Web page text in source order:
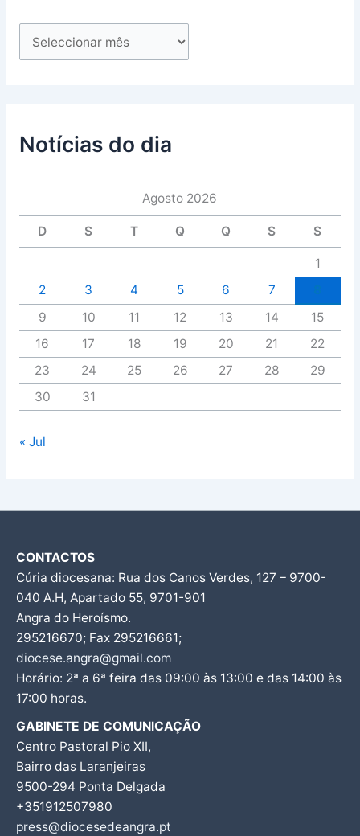
Notícias do dia
Agosto 2026
D S T Q Q S S
1
2
3 4 5 6 7
9
10 11 12 13 14
15
16
17 18 19 20 21
22
23
24 25 26 27 28
29
30
31
« Jul
CONTACTOS
Cúria diocesana: Rua dos Canos Verdes, 127 – 9700-
040 A.H, Apartado 55, 9701-901
Angra do Heroísmo.
295216670; Fax 295216661;
diocese.angra@gmail.com
Horário: 2ª a 6ª feira das 09:00 às 13:00 e das 14:00 às
17:00 horas.
GABINETE DE COMUNICAÇÃO
Centro Pastoral Pio XII,
Bairro das Laranjeiras
9500-294 Ponta Delgada
+351912507980
press@diocesedeangra.pt